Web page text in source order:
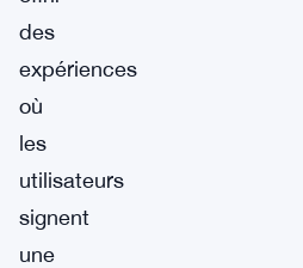
des
expériences
où
les
utilisateurs
signent
une